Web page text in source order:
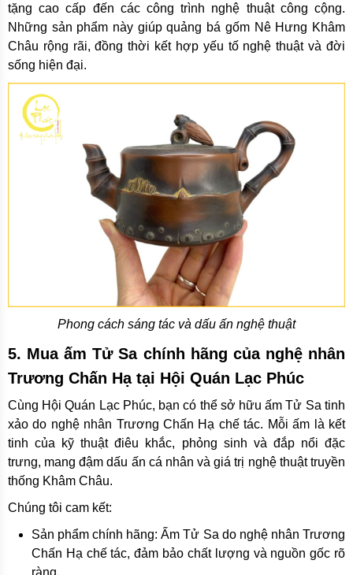
tặng cao cấp đến các công trình nghệ thuật công cộng.
Những sản phẩm này giúp quảng bá gốm Nê Hưng Khâm
Châu rộng rãi, đồng thời kết hợp yếu tố nghệ thuật và đời
sống hiện đại.
Phong cách sáng tác và dấu ấn nghệ thuật
5. Mua ấm Tử Sa chính hãng của nghệ nhân
Trương Chấn Hạ tại Hội Quán Lạc Phúc
Cùng Hội Quán Lạc Phúc, bạn có thể sở hữu ấm Tử Sa tinh
xảo do nghệ nhân Trương Chấn Hạ chế tác. Mỗi ấm là kết
tinh của kỹ thuật điêu khắc, phỏng sinh và đắp nổi đặc
trưng, mang đậm dấu ấn cá nhân và giá trị nghệ thuật truyền
thống Khâm Châu.
Chúng tôi cam kết:
Sản phẩm chính hãng: Ấm Tử Sa do nghệ nhân Trương
Chấn Hạ chế tác, đảm bảo chất lượng và nguồn gốc rõ